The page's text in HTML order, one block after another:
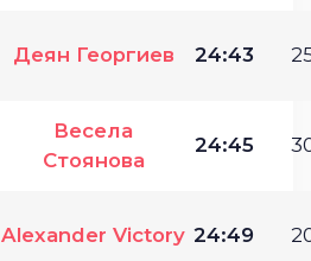
Деян Георгиев 24:43
Весела
Стоянова
24:45
Alexander Victory 24:49